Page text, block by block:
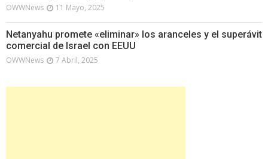
OWWNews 11 Mayo, 2025
Netanyahu promete «eliminar» los aranceles y el superávit
comercial de Israel con EEUU
OWWNews 7 Abril, 2025